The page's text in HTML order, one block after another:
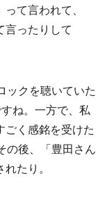
て言われて、
言ったりして
ックを聴いていた
ね。一方で、私
く感銘を受けた
の後、「豊田さん
たり。